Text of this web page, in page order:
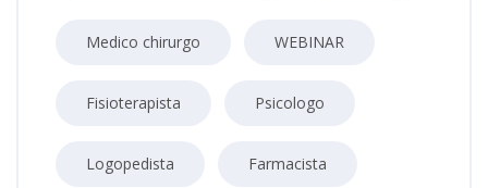
Medico chirurgo WEBINAR
Fisioterapista Psicologo
Logopedista Farmacista